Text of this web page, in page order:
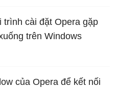
trình cài đặt Opera gặp
trên Windows
của Opera để kết nối